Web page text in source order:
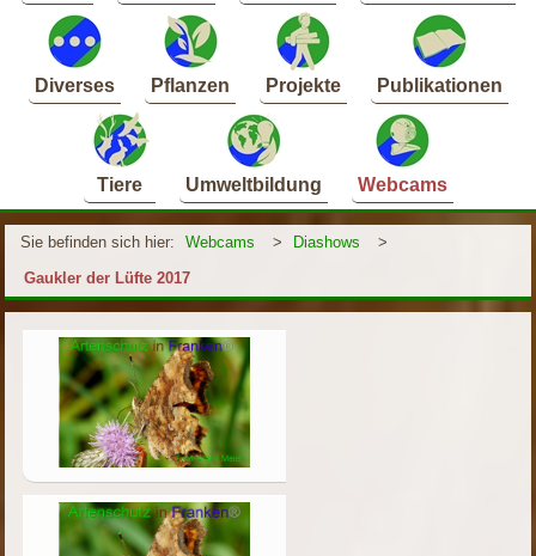
Diverses Pflanzen Projekte Publikationen
Tiere Umweltbildung Webcams
Sie befinden sich hier: Webcams > Diashows
>
Gaukler der Lüfte 2017